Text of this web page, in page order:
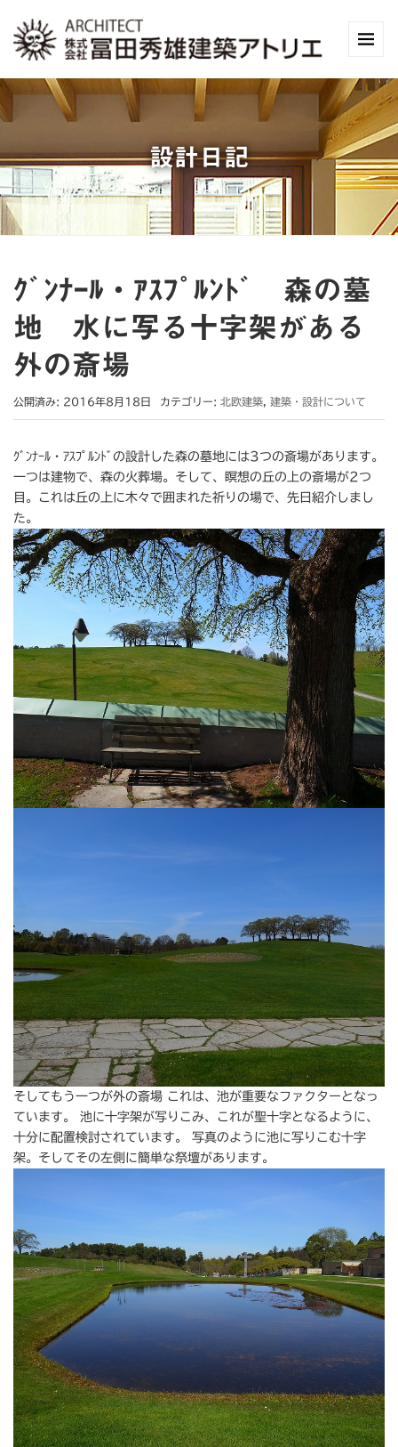
設計日記
ｸﾞﾝﾅｰﾙ・ｱｽﾌﾟﾙﾝﾄﾞ 森の墓
地 水に写る十字架がある
外の斎場
公開済み: 2016年8月18日 カテゴリー: 北欧建築 建築・設計について
ｸﾞﾝﾅｰﾙ・ｱｽﾌﾟﾙﾝﾄﾞの設計した森の墓地には3つの斎場があります。
一つは建物で、森の火葬場。そして、瞑想の丘の上の斎場が2つ
目。これは丘の上に木々で囲まれた祈りの場で、先日紹介しまし
た。
そしてもう一つが外の斎場 これは、池が重要なファクターとなっ
ています。 池に十字架が写りこみ、これが聖十字となるように、
十分に配置検討されています。 写真のように池に写りこむ十字
架。そしてその左側に簡単な祭壇があります。